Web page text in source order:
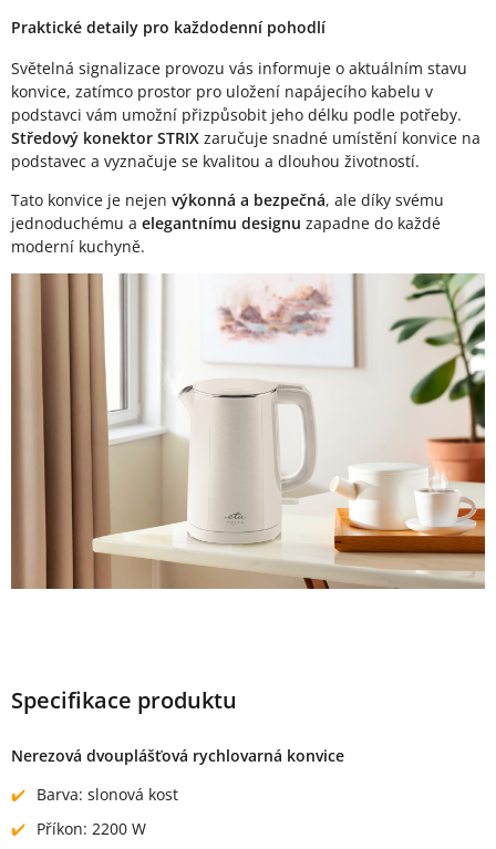
Praktické detaily pro každodenní pohodlí
Světelná signalizace provozu vás informuje o aktuálním stavu
konvice, zatímco prostor pro uložení napájecího kabelu v
podstavci vám umožní přizpůsobit jeho délku podle potřeby.
Středový konektor STRIX zaručuje snadné umístění konvice na
podstavec a vyznačuje se kvalitou a dlouhou životností.
Tato konvice je nejen výkonná a bezpečná, ale díky svému
jednoduchému a elegantnímu designu zapadne do každé
moderní kuchyně.
Specifikace produktu
Nerezová dvouplášťová rychlovarná konvice
Barva: slonová kost
Příkon: 2200 W